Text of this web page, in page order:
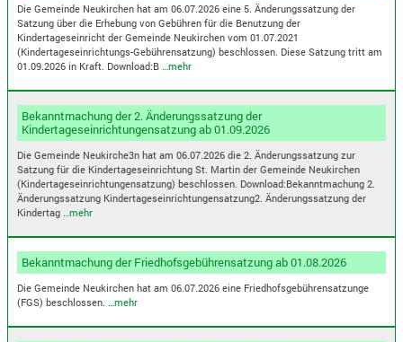
Die Gemeinde Neukirchen hat am 06.07.2026 eine 5. Änderungssatzung der
Satzung über die Erhebung von Gebühren für die Benutzung der
Kindertageseinricht der Gemeinde Neukirchen vom 01.07.2021
(Kindertageseinrichtungs-Gebührensatzung) beschlossen. Diese Satzung tritt am
01.09.2026 in Kraft. Download:B
…mehr
Bekanntmachung der 2. Änderungssatzung der
Kindertageseinrichtungensatzung ab 01.09.2026
Die Gemeinde Neukirche3n hat am 06.07.2026 die 2. Änderungssatzung zur
Satzung für die Kindertageseinrichtung St. Martin der Gemeinde Neukirchen
(Kindertageseinrichtungensatzung) beschlossen. Download:Bekanntmachung 2.
Änderungssatzung Kindertageseinrichtungensatzung2. Änderungssatzung der
Kindertag
…mehr
Bekanntmachung der Friedhofsgebührensatzung ab 01.08.2026
Die Gemeinde Neukirchen hat am 06.07.2026 eine Friedhofsgebührensatzunge
(FGS) beschlossen.
…mehr